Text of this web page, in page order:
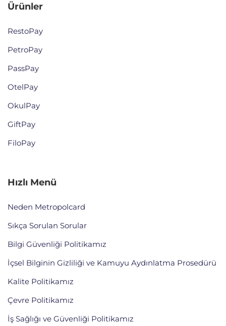
Ürünler
RestoPay
PetroPay
PassPay
OtelPay
OkulPay
GiftPay
FiloPay
Hızlı Menü
Neden Metropolcard
Sıkça Sorulan Sorular
Bilgi Güvenliği Politikamız
İçsel Bilginin Gizliliği ve Kamuyu Aydınlatma Prosedürü
Kalite Politikamız
Çevre Politikamız
İş Sağlığı ve Güvenliği Politikamız